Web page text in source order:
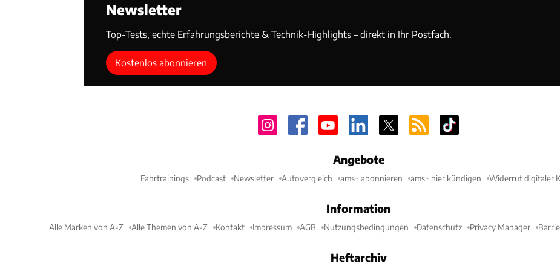
Newsletter
Top-Tests, echte Erfahrungsberichte & Technik-Highlights – direkt in Ihr Postfach.
Kostenlos abonnieren
Angebote
Fahrtrainings Podcast Newsletter Autovergleich ams+ abonnieren ams+ hier kündigen Widerruf digitaler
Information
Alle Marken von A-Z Alle Themen von A-Z Kontakt Impressum AGB Nutzungsbedingungen Datenschutz Privacy Manager
Heftarchiv